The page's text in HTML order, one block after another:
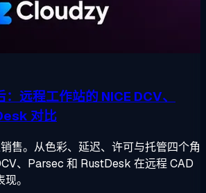
远程工作站的 NICE DCV、
对比
售。从色彩、延迟、许可与托管四个角
、Parsec 和 RustDesk 在远程 CAD
。